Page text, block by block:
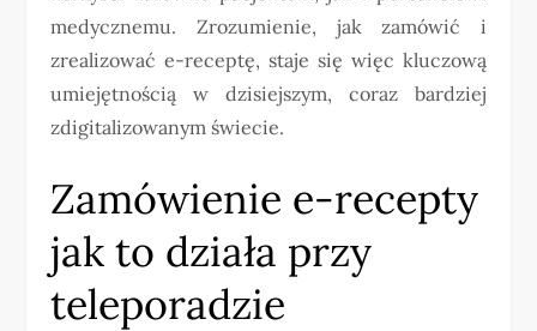
medycznemu. Zrozumienie, jak zamówić i
zrealizować e-receptę, staje się więc kluczową
umiejętnością w dzisiejszym, coraz bardziej
zdigitalizowanym świecie.
Zamówienie e-recepty
jak to działa przy
teleporadzie